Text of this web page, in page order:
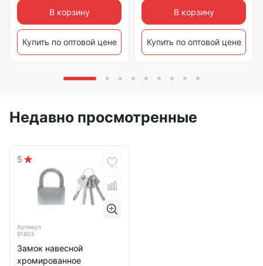
В корзину
Купить по оптовой цене
В корзину
Купить по оптовой цене
Недавно просмотренные
5
Артикул
91803
Замок навесной
хромированное